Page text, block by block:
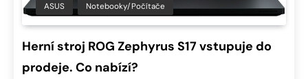
ASUS Notebooky/Počítače
Herní stroj ROG Zephyrus S17 vstupuje do
prodeje. Co nabízí?